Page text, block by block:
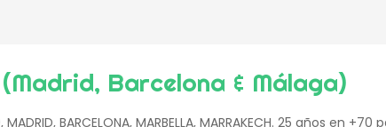
Barcelona & Málaga)
MADRID, BARCELONA, MARBELLA, MARRAKECH. 25 años en